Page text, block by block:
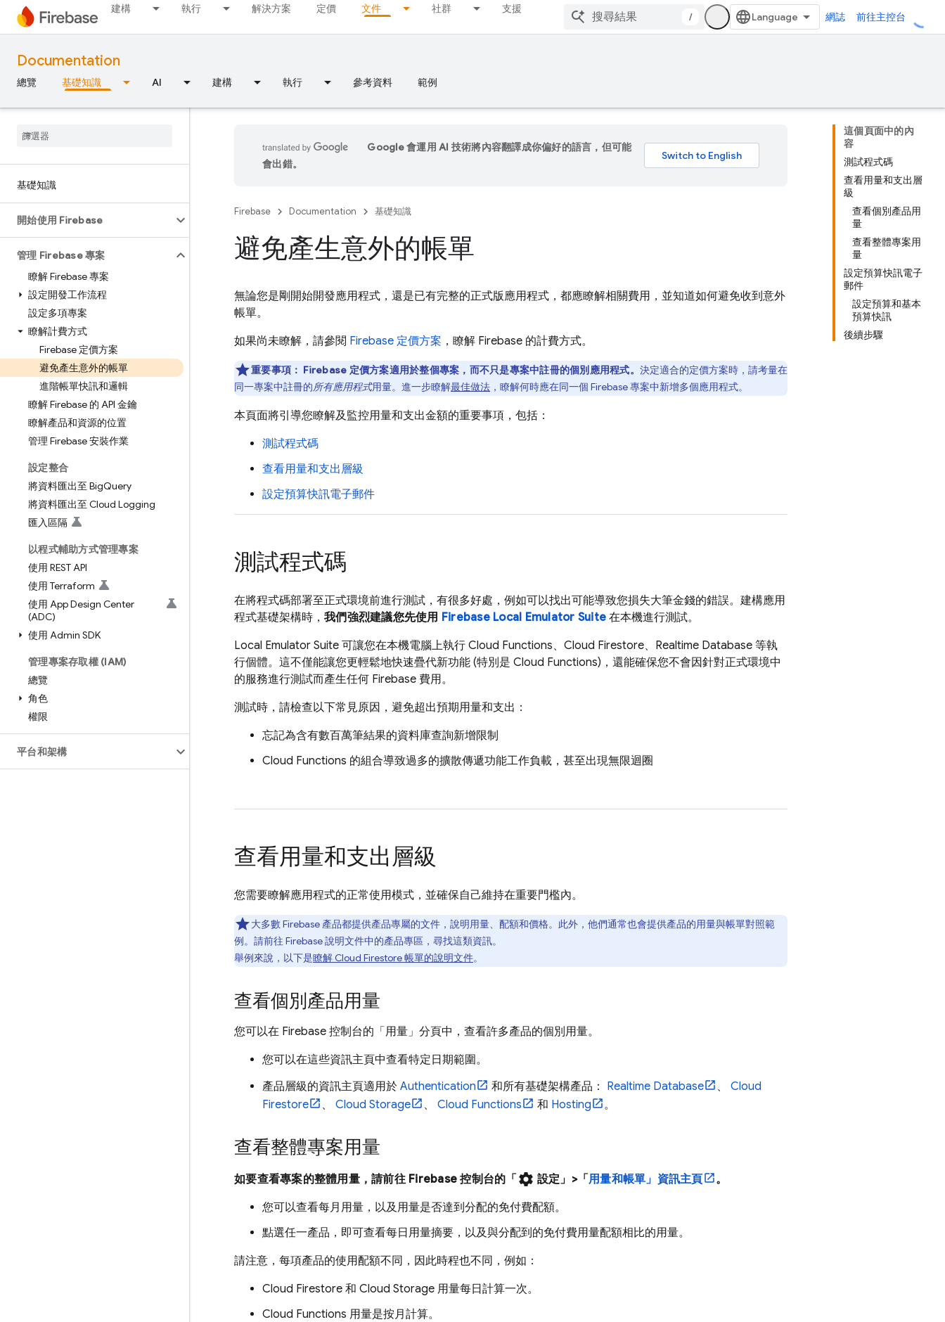
建構 執行 解決方案 定價 文件 社群 支援
/ 網誌 前往主控台
Documentation
總覽 基礎知識 AI 建構 執行 參考資料 範例
基礎知識
開始使用 Firebase
管理 Firebase 專案
瞭解 Firebase 專案
設定開發工作流程
設定多項專案
瞭解計費方式
Firebase 定價方案
避免產生意外的帳單
進階帳單快訊和邏輯
瞭解 Firebase 的 API 金鑰
瞭解產品和資源的位置
管理 Firebase 安裝作業
設定整合
將資料匯出至 BigQuery
將資料匯出至 Cloud Logging
匯入區隔
以程式輔助方式管理專案
使用 REST API
使用 Terraform
使用 App Design Center
(ADC)
使用 Admin SDK
管理專案存取權 (IAM)
總覽
角色
權限
平台和架構
這個頁面中的內
容
測試程式碼
查看用量和支出層
級
查看個別產品用
量
查看整體專案用
量
設定預算快訊電子
郵件
設定預算和基本
預算快訊
後續步驟
Google 會運用 AI 技術將內容翻譯成你偏好的語言，但可能
會出錯。
Firebase Documentation 基礎知識
避免產生意外的帳單
無論您是剛開始開發應用程式，還是已有完整的正式版應用程式，都應瞭解相關費用，並知道如何避免收到意外
帳單。
如果尚未瞭解，請參閱 Firebase 定價方案 ，瞭解 Firebase 的計費方式。
重要事項： Firebase 定價方案適用於整個專案，而不只是專案中註冊的個別應用程式。 決定適合的定價方案時，請考量在
同一專案中註冊的所有應用程式用量。進一步瞭解最佳做法 ，瞭解何時應在同一個 Firebase 專案中新增多個應用程式。
本頁面將引導您瞭解及監控用量和支出金額的重要事項，包括：
測試程式碼
查看用量和支出層級
設定預算快訊電子郵件
測試程式碼
在將程式碼部署至正式環境前進行測試，有很多好處，例如可以找出可能導致您損失大筆金錢的錯誤。建構應用
程式基礎架構時， 我們強烈建議您先使用 Firebase Local Emulator Suite 在本機進行測試。
Local Emulator Suite 可讓您在本機電腦上執行 Cloud Functions、 Cloud Firestore、 Realtime Database 等執
行個體。這不僅能讓您更輕鬆地快速疊代新功能 (特別是 Cloud Functions)，還能確保您不會因針對正式環境中
的服務進行測試而產生任何 Firebase 費用。
測試時，請檢查以下常見原因，避免超出預期用量和支出：
忘記為含有數百萬筆結果的資料庫查詢新增限制
Cloud Functions 的組合導致過多的擴散傳遞功能工作負載，甚至出現無限迴圈
查看用量和支出層級
您需要瞭解應用程式的正常使用模式，並確保自己維持在重要門檻內。
大多數 Firebase 產品都提供產品專屬的文件，說明用量、配額和價格。此外，他們通常也會提供產品的用量與帳單對照範
例。請前往 Firebase 說明文件中的產品專區，尋找這類資訊。
舉例來說，以下是瞭解 Cloud Firestore帳單的說明文件。
查看個別產品用量
您可以在 Firebase 控制台的「用量」分頁中，查看許多產品的個別用量。
您可以在這些資訊主頁中查看特定日期範圍。
產品層級的資訊主頁適用於 Authentication 和所有基礎架構產品： Realtime Database 、 Cloud
Firestore
、 Cloud Storage 、 Cloud Functions 和 Hosting 。
查看整體專案用量
如要查看專案的整體用量，請前往 Firebase 控制台的「 settings 設定」>「 用量和帳單」資訊主頁
。
您可以查看每月用量，以及用量是否達到分配的免付費配額。
點選任一產品，即可查看每日用量摘要，以及與分配到的免付費用量配額相比的用量。
請注意，每項產品的使用配額不同，因此時程也不同，例如：
Cloud Firestore 和 Cloud Storage 用量每日計算一次。
Cloud Functions 用量是按月計算。